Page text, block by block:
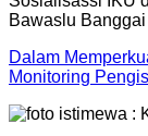
Dalam
Monitoring